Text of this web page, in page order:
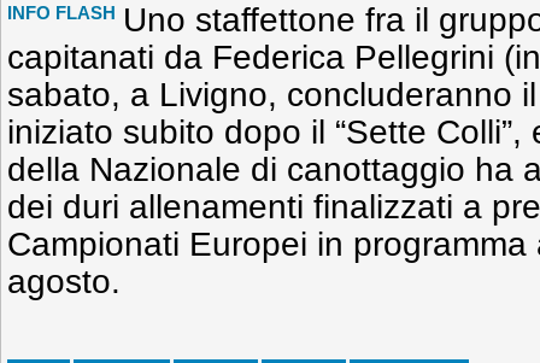
INFO FLASH Uno staffettone fra il
capitanati da Federica Pellegrini
sabato, a Livigno, concluderanno
iniziato subito dopo il “Sette
della Nazionale di canottaggio ha
dei duri allenamenti finalizzati a
Campionati Europei in
agosto.